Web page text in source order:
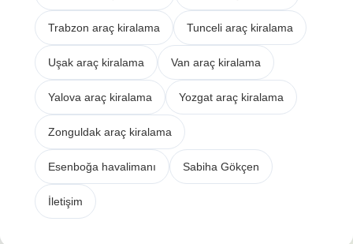
Trabzon araç kiralama Tunceli araç kiralama
Uşak araç kiralama Van araç kiralama
Yalova araç kiralama Yozgat araç kiralama
Zonguldak araç kiralama
Esenboğa havalimanı Sabiha Gökçen
İletişim